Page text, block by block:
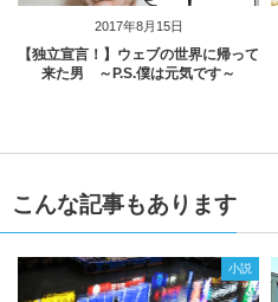
2017年8月15日
【独立宣言！】ウェブの世界に帰って
来た男 ～P.S.僕は元気です～
こんな記事もあります
小説